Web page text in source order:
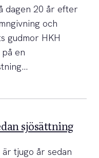
dagen 20 år efter
och
gudmor HKH
en
sjösättning
tjugo år sedan